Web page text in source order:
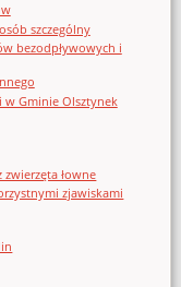
szczególny
bezodpływowych i
w Gminie Olsztynek
łowne
zjawiskami